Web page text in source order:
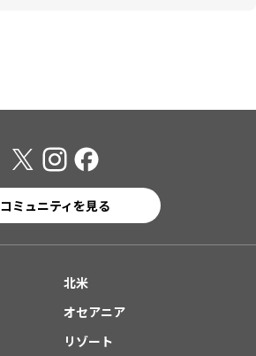
コミュニティを見る
北米
オセアニア
リゾート